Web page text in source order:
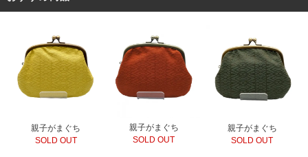
親子がまぐち
SOLD OUT
親子がまぐち
SOLD OUT
親子がまぐち
SOLD OUT